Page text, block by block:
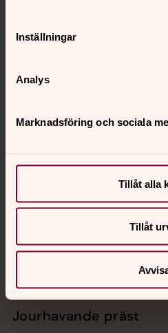
Inställningar
Analys
Marknadsföring och sociala
Tillåt alla
Tillåt
Hitta snabbt
Sociala kanaler
Jourhavande präst